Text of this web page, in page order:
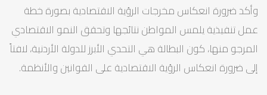
وأكد ضرورة انعكاس مخرجات الرؤية الاقتصادية بصورة خطة
عمل تنفيذية يلمس المواطن نتائجها وتحقق النمو الاقتصادي
المرجو منها، كون البطالة هي التحدي الأبرز للدولة الأردنية، لافتاً
إلى ضرورة انعكاس الرؤية الاقتصادية على القوانين والأنظمة.